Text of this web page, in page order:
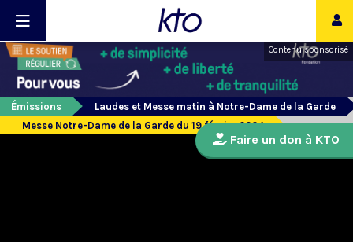
Contenu sponsorisé
Émissions
Laudes et Messe matin à Notre-Dame de la Garde
Messe Notre-Dame de la Garde du 19 février 2024
Faire un don à KTO